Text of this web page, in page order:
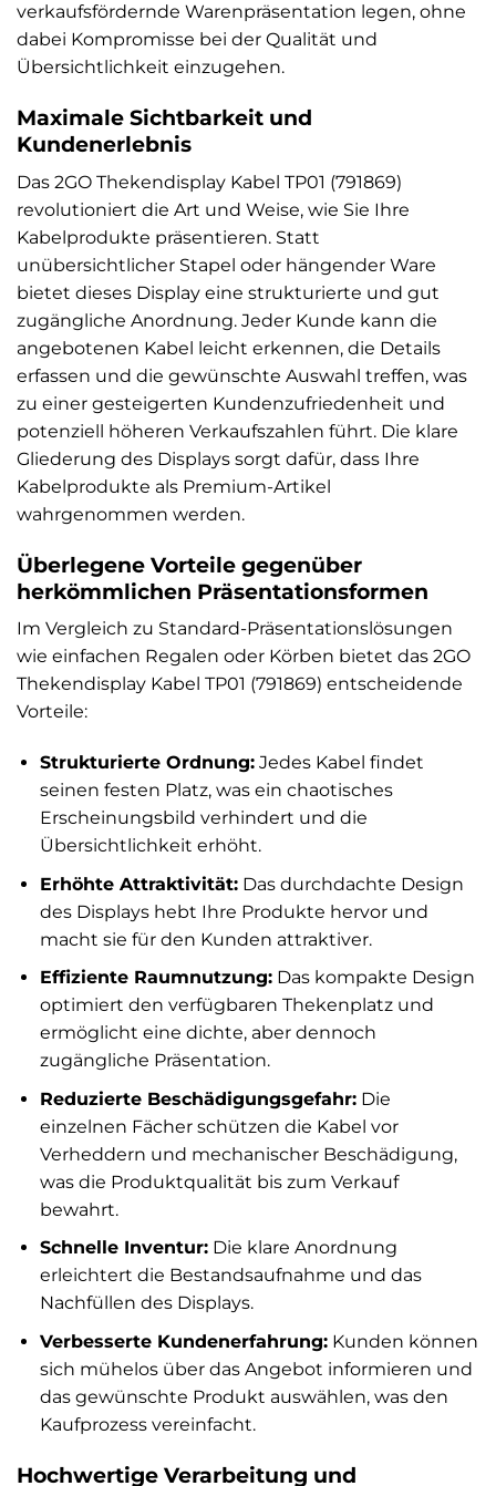
verkaufsfördernde Warenpräsentation legen, ohne
dabei Kompromisse bei der Qualität und
Übersichtlichkeit einzugehen.
Maximale Sichtbarkeit und
Kundenerlebnis
Das 2GO Thekendisplay Kabel TP01 (791869)
revolutioniert die Art und Weise, wie Sie Ihre
Kabelprodukte präsentieren. Statt
unübersichtlicher Stapel oder hängender Ware
bietet dieses Display eine strukturierte und gut
zugängliche Anordnung. Jeder Kunde kann die
angebotenen Kabel leicht erkennen, die Details
erfassen und die gewünschte Auswahl treffen, was
zu einer gesteigerten Kundenzufriedenheit und
potenziell höheren Verkaufszahlen führt. Die klare
Gliederung des Displays sorgt dafür, dass Ihre
Kabelprodukte als Premium-Artikel
wahrgenommen werden.
Überlegene Vorteile gegenüber
herkömmlichen Präsentationsformen
Im Vergleich zu Standard-Präsentationslösungen
wie einfachen Regalen oder Körben bietet das 2GO
Thekendisplay Kabel TP01 (791869) entscheidende
Vorteile:
Strukturierte Ordnung:Jedes Kabel findet
seinen festen Platz, was ein chaotisches
Erscheinungsbild verhindert und die
Übersichtlichkeit erhöht.
Erhöhte Attraktivität:Das durchdachte Design
des Displays hebt Ihre Produkte hervor und
macht sie für den Kunden attraktiver.
Effiziente Raumnutzung:Das kompakte Design
optimiert den verfügbaren Thekenplatz und
ermöglicht eine dichte, aber dennoch
zugängliche Präsentation.
Reduzierte Beschädigungsgefahr:Die
einzelnen Fächer schützen die Kabel vor
Verheddern und mechanischer Beschädigung,
was die Produktqualität bis zum Verkauf
bewahrt.
Schnelle Inventur:Die klare Anordnung
erleichtert die Bestandsaufnahme und das
Nachfüllen des Displays.
Verbesserte Kundenerfahrung:Kunden können
sich mühelos über das Angebot informieren und
das gewünschte Produkt auswählen, was den
Kaufprozess vereinfacht.
Hochwertige Verarbeitung und